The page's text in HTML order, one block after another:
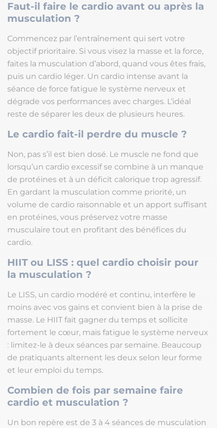
Faut-il faire le cardio avant ou après la
musculation ?
Commencez par l’entraînement qui sert votre
objectif prioritaire. Si vous visez la masse et la force,
faites la musculation d’abord, quand vous êtes frais,
puis un cardio léger. Un cardio intense avant la
séance de force fatigue le système nerveux et
dégrade vos performances avec charges. L’idéal
reste de séparer les deux de plusieurs heures.
Le cardio fait-il perdre du muscle ?
Non, pas s’il est bien dosé. Le muscle ne fond que
lorsqu’un cardio excessif se combine à un manque
de protéines et à un déficit calorique trop agressif.
En gardant la musculation comme priorité, un
volume de cardio raisonnable et un apport suffisant
en protéines, vous préservez votre masse
musculaire tout en profitant des bénéfices du
cardio.
HIIT ou LISS : quel cardio choisir pour
la musculation ?
Le LISS, un cardio modéré et continu, interfère le
moins avec vos gains et convient bien à la prise de
masse. Le HIIT fait gagner du temps et sollicite
fortement le cœur, mais fatigue le système nerveux
: limitez-le à deux séances par semaine. Beaucoup
de pratiquants alternent les deux selon leur forme
et leur emploi du temps.
Combien de fois par semaine faire
cardio et musculation ?
Un bon repère est de 3 à 4 séances de musculation